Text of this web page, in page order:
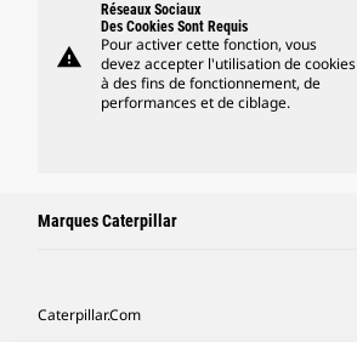
warning
Réseaux Sociaux
Des Cookies Sont Requis
Pour activer cette fonction, vous
devez accepter l'utilisation de cookies
à des fins de fonctionnement, de
performances et de ciblage.
Marques Caterpillar
Caterpillar.com